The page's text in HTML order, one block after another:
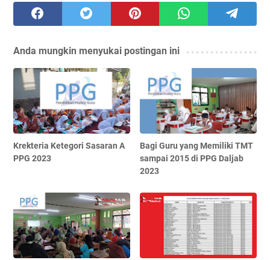
Anda mungkin menyukai postingan ini
Krekteria Ketegori Sasaran A
PPG 2023
Bagi Guru yang Memiliki TMT
sampai 2015 di PPG Daljab
2023